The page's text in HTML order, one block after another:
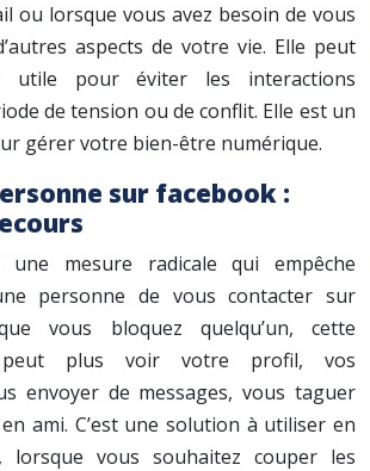
ou lorsque vous avez besoin de vous
aspects de votre vie. Elle peut
utile pour éviter les interactions
de tension ou de conflit. Elle est un
gérer votre bien-être numérique.
sur facebook :
mesure radicale qui empêche
personne de vous contacter sur
vous bloquez quelqu’un, cette
plus voir votre profil, vos
envoyer de messages, vous taguer
ami. C’est une solution à utiliser en
lorsque vous souhaitez couper les